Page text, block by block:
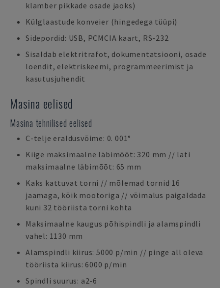
klamber pikkade osade jaoks)
Külglaastude konveier (hingedega tüüpi)
Sidepordid: USB, PCMCIA kaart, RS-232
Sisaldab elektritrafot, dokumentatsiooni, osade
loendit, elektriskeemi, programmeerimist ja
kasutusjuhendit
Masina eelised
Masina tehnilised eelised
C-telje eraldusvõime: 0. 001°
Kiige maksimaalne läbimõõt: 320 mm // lati
maksimaalne läbimõõt: 65 mm
Kaks kattuvat torni // mõlemad tornid 16
jaamaga, kõik mootoriga // võimalus paigaldada
kuni 32 tööriista torni kohta
Maksimaalne kaugus põhispindli ja alamspindli
vahel: 1130 mm
Alamspindli kiirus: 5000 p/min // pinge all oleva
tööriista kiirus: 6000 p/min
Spindli suurus: a2-6